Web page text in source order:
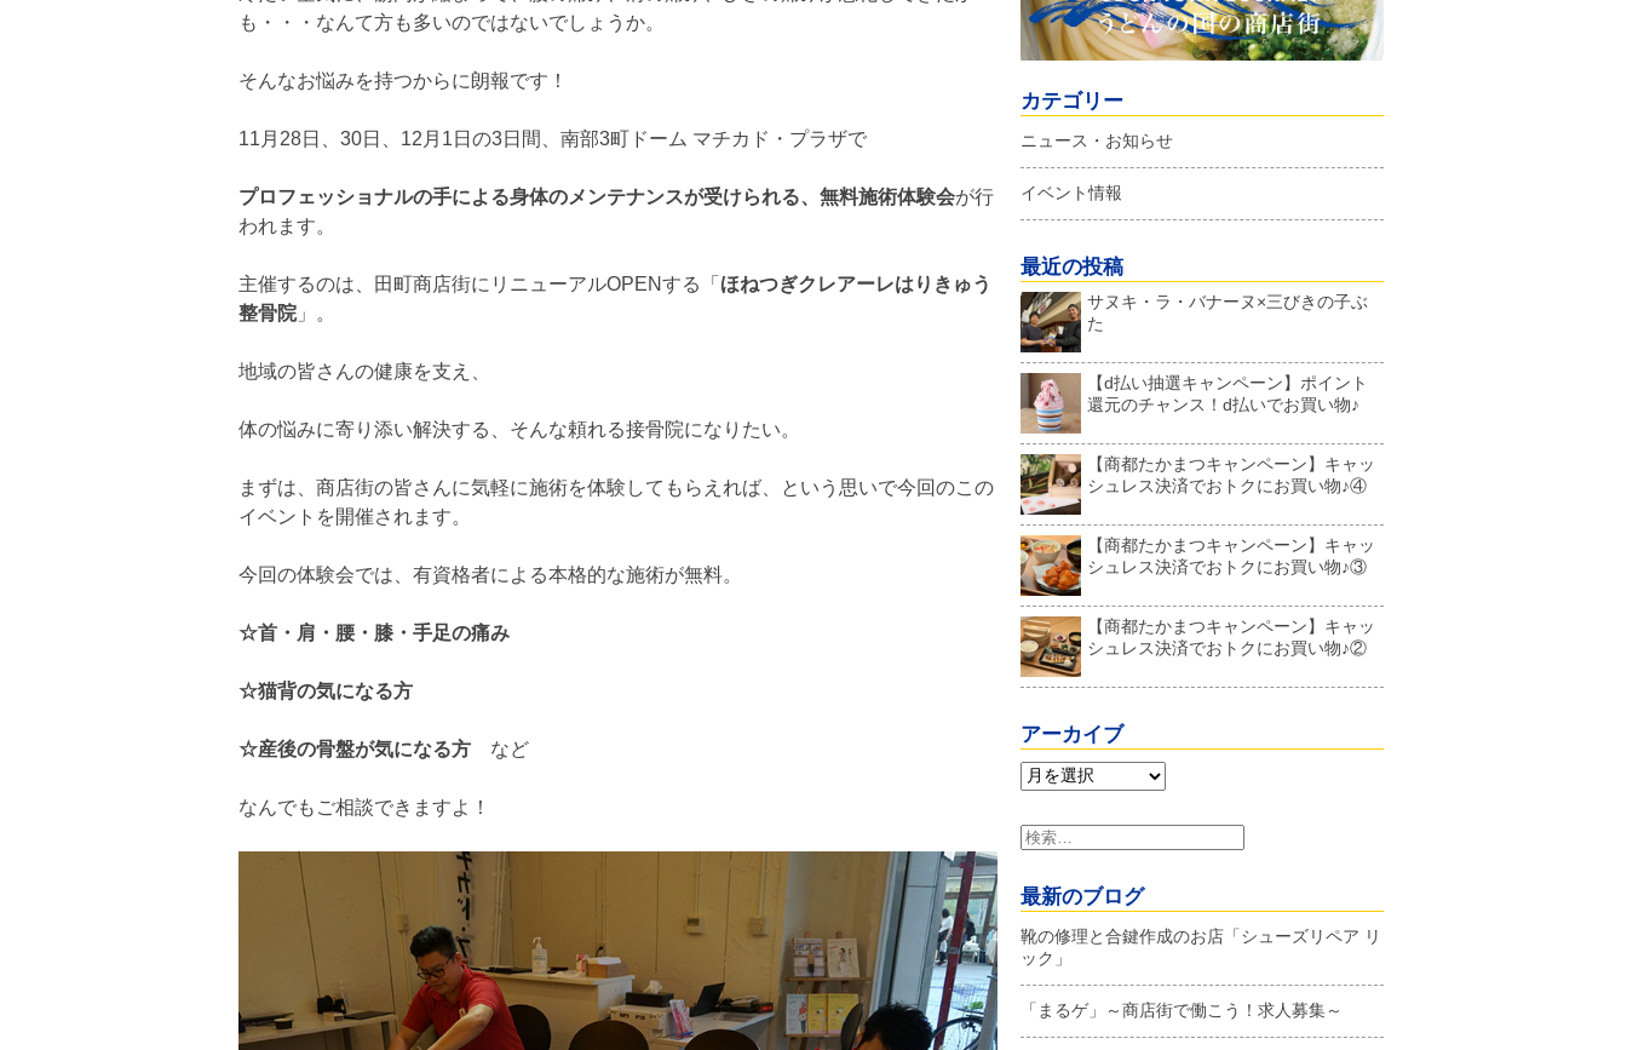
も・・・なんて方も多いのではないでしょうか。
そんなお悩みを持つからに朗報です！
11月28日、30日、12月1日の3日間、南部3町ドーム マチカド・プラザで
プロフェッショナルの手による身体のメンテナンスが受けられる、無料施術体験会が行
われます。
主催するのは、田町商店街にリニューアルOPENする「 ほねつぎクレアーレはりきゅう
整骨院」。
地域の皆さんの健康を支え、
体の悩みに寄り添い解決する、そんな頼れる接骨院になりたい。
まずは、商店街の皆さんに気軽に施術を体験してもらえれば、という思いで今回のこの
イベントを開催されます。
今回の体験会では、有資格者による本格的な施術が無料。
☆首・肩・腰・膝・手足の痛み
☆猫背の気になる方
☆産後の骨盤が気になる方 など
なんでもご相談できますよ！
カテゴリー
ニュース・お知らせ
イベント情報
最近の投稿
サヌキ・ラ・バナーヌ×三びきの子ぶ
た
【d払い抽選キャンペーン】ポイント
還元のチャンス！d払いでお買い物♪
【商都たかまつキャンペーン】キャッ
シュレス決済でおトクにお買い物♪④
【商都たかまつキャンペーン】キャッ
シュレス決済でおトクにお買い物♪③
【商都たかまつキャンペーン】キャッ
シュレス決済でおトクにお買い物♪②
アーカイブ
ア
ー
イ
ブ
検
索:
最新のブログ
靴の修理と合鍵作成のお店「シューズリペア リ
ック」
「まるゲ」～商店街で働こう！求人募集～